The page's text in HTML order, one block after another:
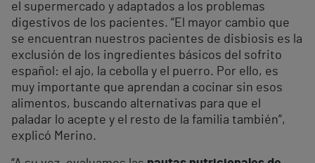
el supermercado y adaptados a los problemas
digestivos de los pacientes. “El mayor cambio que
se encuentran nuestros pacientes de disbiosis es la
exclusión de los ingredientes básicos del sofrito
español: el ajo, la cebolla y el puerro. Por ello, es
muy importante que aprendan a cocinar sin esos
alimentos, buscando alternativas para que el
paladar lo acepte y el resto de la familia también”,
explicó Merino.